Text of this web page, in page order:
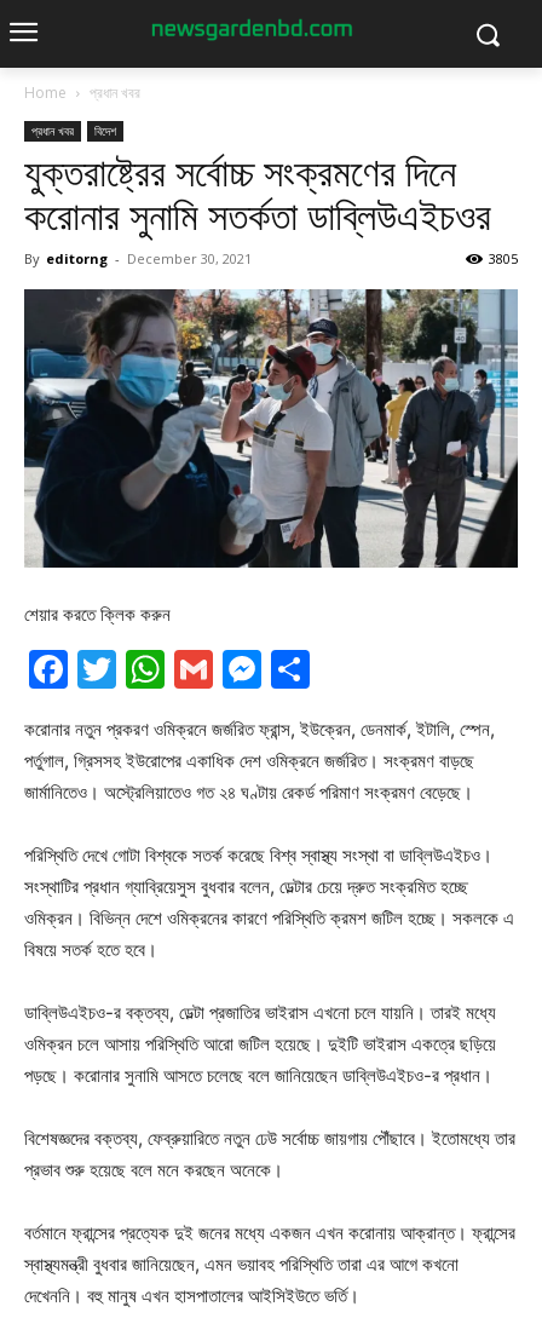
Home প্রধান খবর
প্রধান খবর বিদেশ
যুক্তরাষ্ট্রের সর্বোচ্চ সংক্রমণের দিনে
করোনার সুনামি সতর্কতা ডাব্লিউএইচওর
By editorng - December 30, 2021 3805
শেয়ার করতে ক্লিক করুন
Facebook
Twitter
WhatsApp
GmailMessenger
করোনার নতুন প্রকরণ ওমিক্রনে জর্জরিত ফ্রান্স, ইউক্রেন, ডেনমার্ক, ইটালি, স্পেন,
পর্তুগাল, গ্রিসসহ ইউরোপের একাধিক দেশ ওমিক্রনে জর্জরিত। সংক্রমণ বাড়ছে
জার্মানিতেও। অস্ট্রেলিয়াতেও গত ২৪ ঘণ্টায় রেকর্ড পরিমাণ সংক্রমণ বেড়েছে।
পরিস্থিতি দেখে গোটা বিশ্বকে সতর্ক করেছে বিশ্ব স্বাস্থ্য সংস্থা বা ডাব্লিউএইচও।
সংস্থাটির প্রধান গ্যাব্রিয়েসুস বুধবার বলেন, ডেল্টার চেয়ে দ্রুত সংক্রমিত হচ্ছে
ওমিক্রন। বিভিন্ন দেশে ওমিক্রনের কারণে পরিস্থিতি ক্রমশ জটিল হচ্ছে। সকলকে এ
বিষয়ে সতর্ক হতে হবে।
ডাব্লিউএইচও-র বক্তব্য, ডেল্টা প্রজাতির ভাইরাস এখনো চলে যায়নি। তারই মধ্যে
ওমিক্রন চলে আসায় পরিস্থিতি আরো জটিল হয়েছে। দুইটি ভাইরাস একত্রে ছড়িয়ে
পড়ছে। করোনার সুনামি আসতে চলেছে বলে জানিয়েছেন ডাব্লিউএইচও-র প্রধান।
বিশেষজ্ঞদের বক্তব্য, ফেব্রুয়ারিতে নতুন ঢেউ সর্বোচ্চ জায়গায় পৌঁছাবে। ইতোমধ্যে তার
প্রভাব শুরু হয়েছে বলে মনে করছেন অনেকে।
বর্তমানে ফ্রান্সের প্রত্যেক দুই জনের মধ্যে একজন এখন করোনায় আক্রান্ত। ফ্রান্সের
স্বাস্থ্যমন্ত্রী বুধবার জানিয়েছেন, এমন ভয়াবহ পরিস্থিতি তারা এর আগে কখনো
দেখেননি। বহু মানুষ এখন হাসপাতালের আইসিইউতে ভর্তি।